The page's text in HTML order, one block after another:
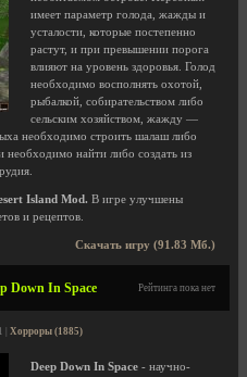
имеет параметр голода, жажды и
усталости, которые постепенно
растут, и при превышении порога
влияют на уровень здоровья. Голод
необходимо восполнять охотой,
рыбалкой, собирательством либо
сельским хозяйством, жажду —
необходимо строить шалаш либо
найти либо создать из
Island Mod. В игре улучшены
и рецептов.
Скачать игру (91.83 Мб.)
Down In Space Рейтинга пока нет
| Хорроры (1885)
Deep Down In Space - научно-